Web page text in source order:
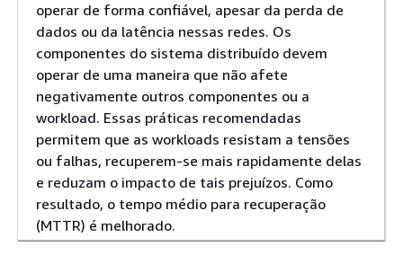
operar de forma confiável, apesar da perda de
dados ou da latência nessas redes. Os
componentes do sistema distribuído devem
operar de uma maneira que não afete
negativamente outros componentes ou a
workload. Essas práticas recomendadas
permitem que as workloads resistam a tensões
ou falhas, recuperem-se mais rapidamente delas
e reduzam o impacto de tais prejuízos. Como
resultado, o tempo médio para recuperação
(MTTR) é melhorado.